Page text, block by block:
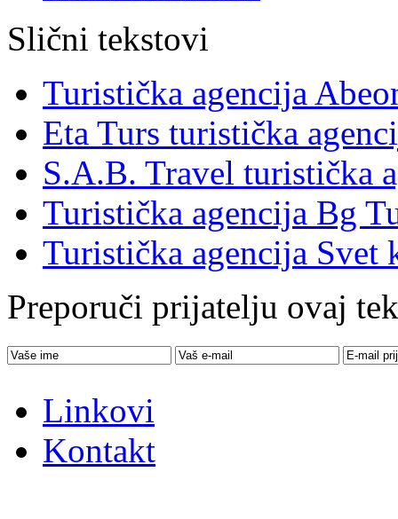
Slični tekstovi
Turistička agencija
Eta Turs turistička
S.A.B. Travel turistička
Turistička agencija Bg
Turistička agencija Svet
Preporuči prijatelju ovaj
Linkovi
Kontakt